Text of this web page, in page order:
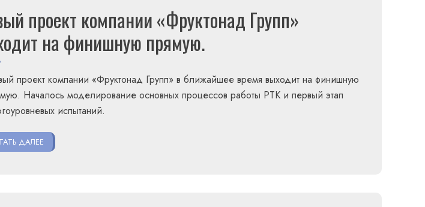
проект компании «Фруктонад Групп»
на финишную прямую.
проект компании «Фруктонад Групп» в ближайшее время выходит на финишную
Началось моделирование основных процессов работы РТК и первый этап
испытаний.
ДАЛЕЕ